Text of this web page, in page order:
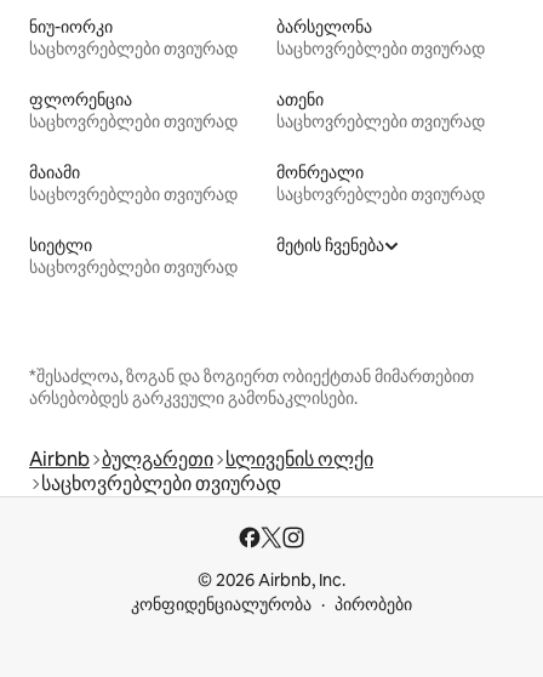
ნიუ-იორკი
საცხოვრებლები თვიურად
ბარსელონა
საცხოვრებლები თვიურად
ფლორენცია
საცხოვრებლები თვიურად
ათენი
საცხოვრებლები თვიურად
მაიამი
საცხოვრებლები თვიურად
მონრეალი
საცხოვრებლები თვიურად
სიეტლი
საცხოვრებლები თვიურად
მეტის ჩვენება
*შესაძლოა, ზოგან და ზოგიერთ ობიექტთან მიმართებით
არსებობდეს გარკვეული გამონაკლისები.
Airbnb ბულგარეთი სლივენის ოლქი
საცხოვრებლები თვიურად
© 2026 Airbnb, Inc.
კონფიდენციალურობა
პირობები